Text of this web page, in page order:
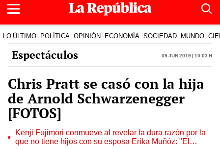
LO ÚLTIMO POLÍTICA OPINIÓN ECONOMÍA SOCIEDAD MUNDO
Espectáculos 09 Jun 2019 | 10:03 h
Chris Pratt se casó con la hija
de Arnold Schwarzenegger
[FOTOS]
Kenji Fujimori conmueve al revelar la dura razón por la
que no tiene hijos con su esposa Erika Muñóz: "El